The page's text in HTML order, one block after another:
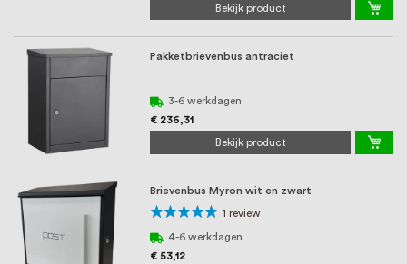
Bekijk product
Pakketbrievenbus antraciet
3-6 werkdagen
€ 236,31
Bekijk product
Brievenbus Myron wit en zwart
Waardering:
100%
1 review
4-6 werkdagen
€ 53,12